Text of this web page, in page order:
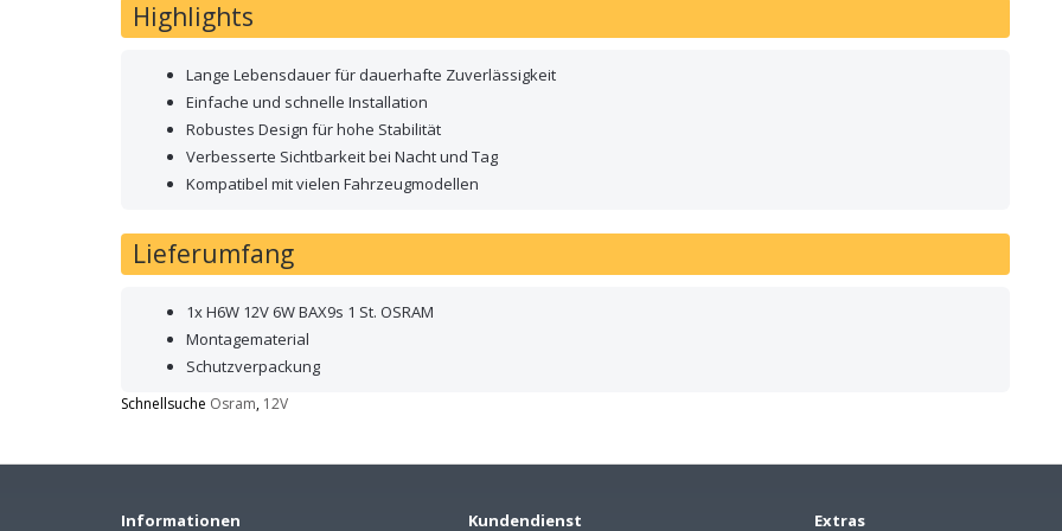
Highlights
Lange Lebensdauer für dauerhafte Zuverlässigkeit
Einfache und schnelle Installation
Robustes Design für hohe Stabilität
Verbesserte Sichtbarkeit bei Nacht und Tag
Kompatibel mit vielen Fahrzeugmodellen
Lieferumfang
1x H6W 12V 6W BAX9s 1 St. OSRAM
Montagematerial
Schutzverpackung
Schnellsuche Osram, 12V
Informationen Kundendienst Extras